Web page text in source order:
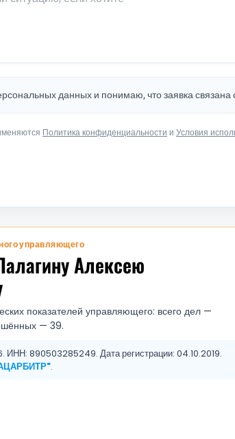
данных и понимаю, что заявка
Политика конфиденциальности и Условия
управляющего
Алексею
показателей управляющего: всего дел —
— 39.
ИНН: 890503285249. Дата регистрации: 04.10.2019.
.